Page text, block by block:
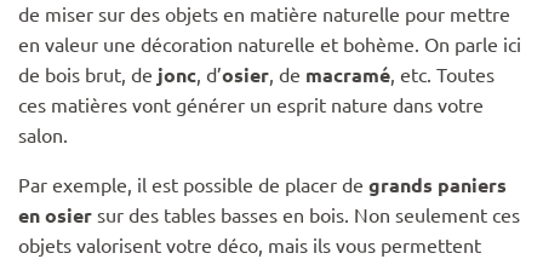
de miser sur des objets en matière naturelle pour mettre
en valeur une décoration naturelle et bohème. On parle ici
de bois brut, de jonc, d’osier, de macramé, etc. Toutes
ces matières vont générer un esprit nature dans votre
salon.
Par exemple, il est possible de placer de grands paniers
en osier sur des tables basses en bois. Non seulement ces
objets valorisent votre déco, mais ils vous permettent